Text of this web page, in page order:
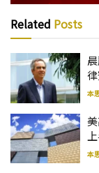
Related Posts
本
本